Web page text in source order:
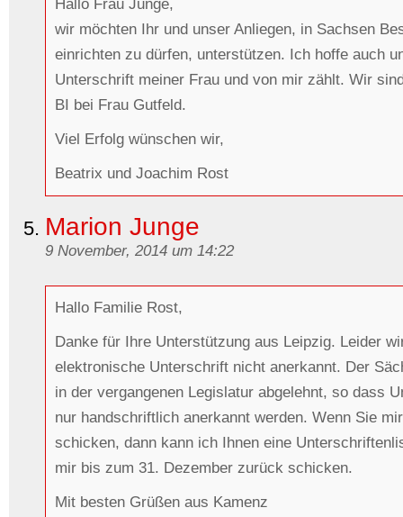
Hallo Frau Junge,
wir möchten Ihr und unser Anliegen, in Sachsen
einrichten zu dürfen, unterstützen. Ich hoffe auch
Unterschrift meiner Frau und von mir zählt. Wir
BI bei Frau Gutfeld.
Viel Erfolg wünschen wir,
Beatrix und Joachim Rost
Marion Junge
9 November, 2014 um 14:22
Hallo Familie Rost,
Danke für Ihre Unterstützung aus Leipzig. Leider
elektronische Unterschrift nicht anerkannt. Der
in der vergangenen Legislatur abgelehnt, so dass
nur handschriftlich anerkannt werden. Wenn Sie
schicken, dann kann ich Ihnen eine
mir bis zum 31. Dezember zurück schicken.
Mit besten Grüßen aus Kamenz